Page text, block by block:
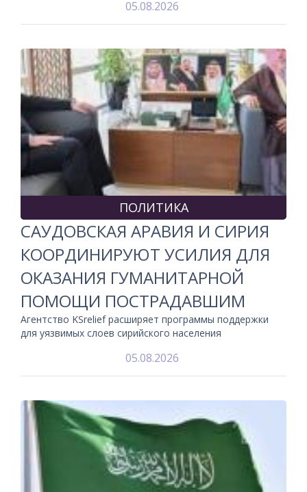
05.08.2026
ПОЛИТИКА
САУДОВСКАЯ АРАВИЯ И СИРИЯ
КООРДИНИРУЮТ УСИЛИЯ ДЛЯ
ОКАЗАНИЯ ГУМАНИТАРНОЙ
ПОМОЩИ ПОСТРАДАВШИМ
Агентство KSrelief расширяет программы поддержки
для уязвимых слоев сирийского населения
05.08.2026